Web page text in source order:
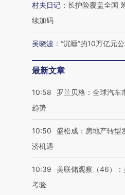
村夫日记 ： 长护险覆盖全国
续加码
吴晓波 ： “沉睡”的10万亿元
最新文章
10:58
罗兰贝格：全球汽车
趋势
10:50
盛松成：房地产转型
济机遇
10:39
美联储观察（46）
考验